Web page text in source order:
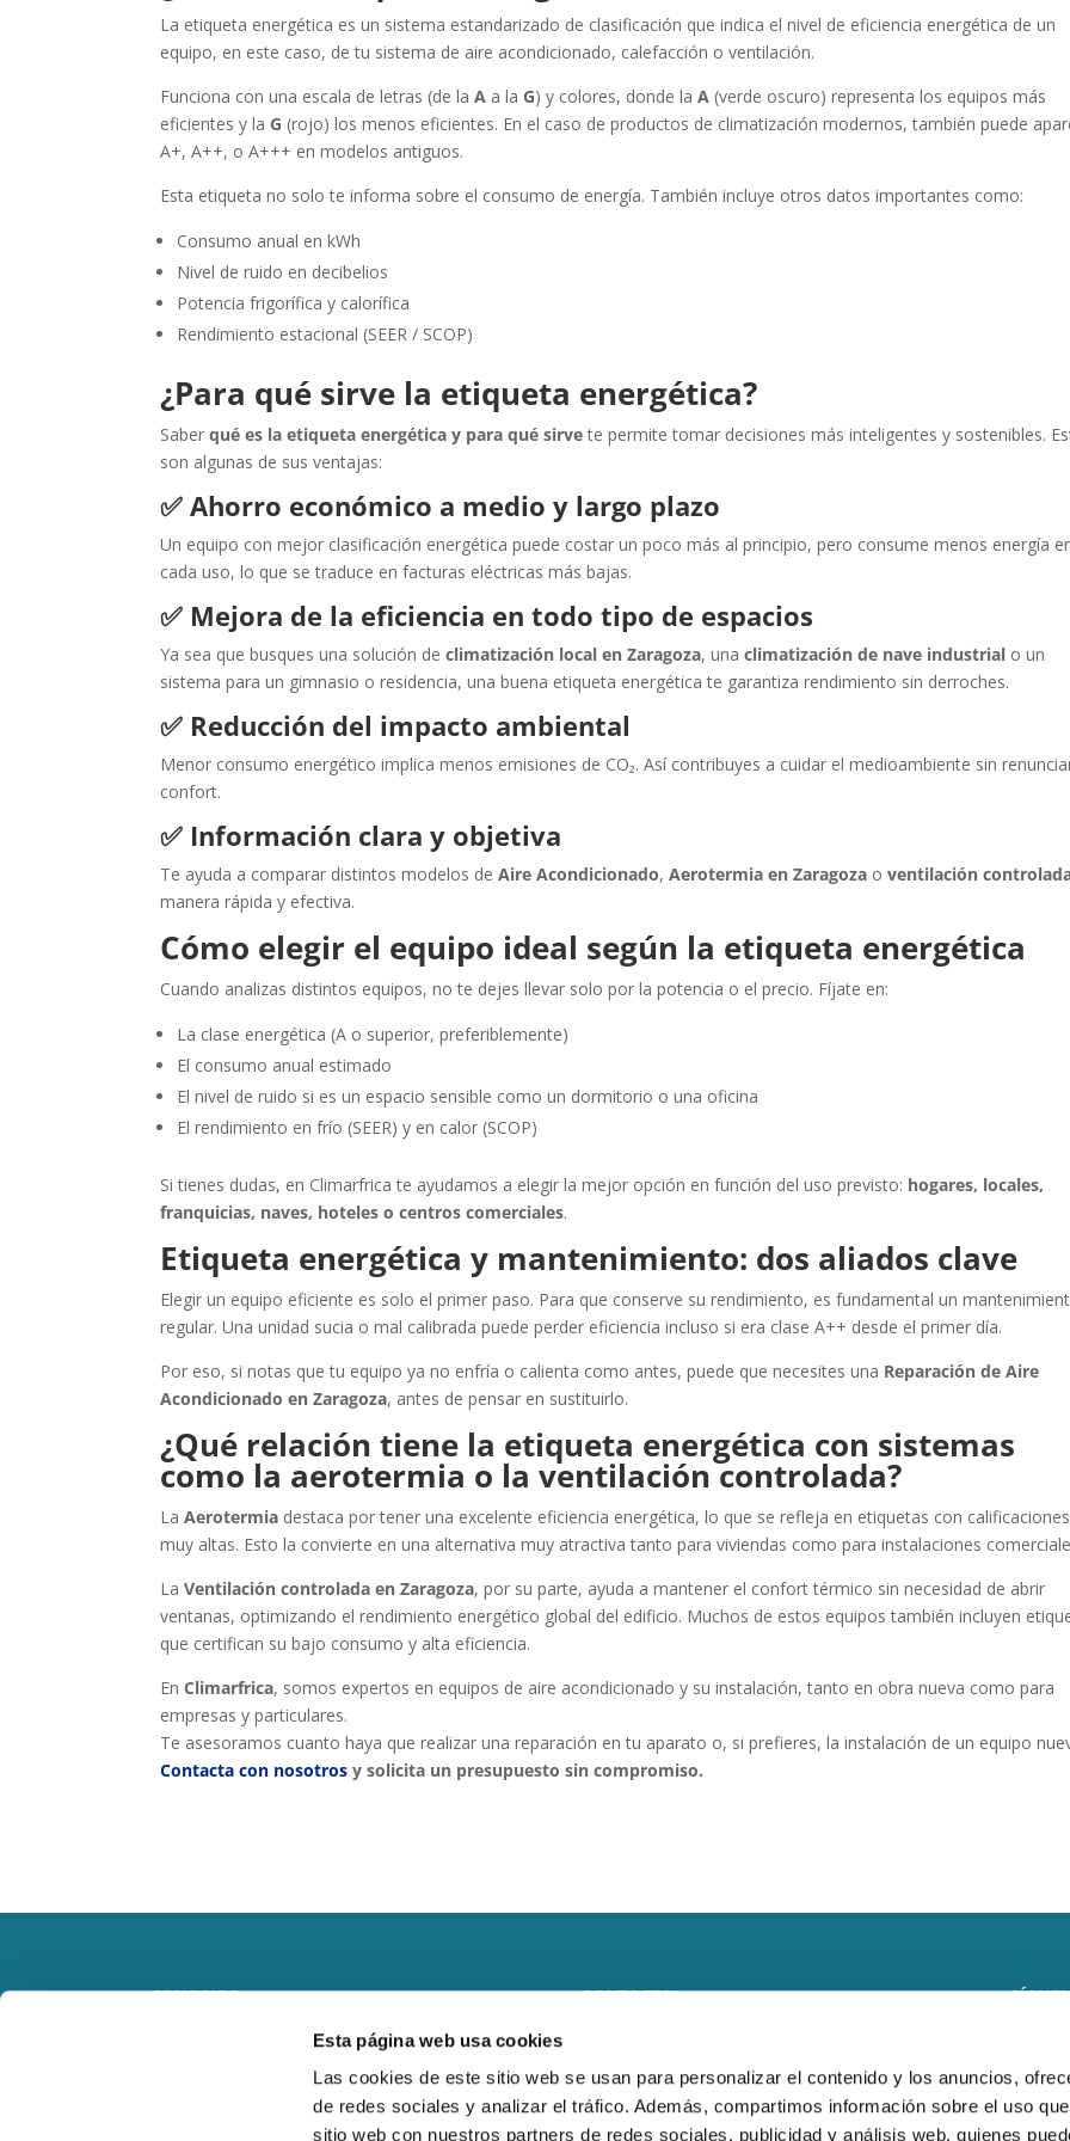
Esta página web usa cookies
Las cookies de este sitio web se usan para personalizar el contenido y los anuncios,
de redes sociales y analizar el tráfico. Además, compartimos información sobre el uso
sitio web con nuestros partners de redes sociales, publicidad y análisis web, quienes
La etiqueta energética es un sistema estandarizado de clasificación que indica el nivel de eficiencia energética de un
equipo, en este caso, de tu sistema de aire acondicionado, calefacción o ventilación.
Funciona con una escala de letras (de laA a la G) y colores, donde laA (verde oscuro) representa los equipos más
eficientes y la G (rojo) los menos eficientes. En el caso de productos de climatización modernos, también puede
A+, A++, o A+++ en modelos antiguos.
Esta etiqueta no solo te informa sobre el consumo de energía. También incluye otros datos importantes como:
Consumo anual en kWh
Nivel de ruido en decibelios
Potencia frigorífica y calorífica
Rendimiento estacional (SEER / SCOP)
¿Para qué sirve la etiqueta energética?
Saberqué es la etiqueta energética y para qué sirvete permite tomar decisiones más inteligentes y sostenibles.
son algunas de sus ventajas:
✅ Ahorro económico a medio y largo plazo
Un equipo con mejor clasificación energética puede costar un poco más al principio, pero consume menos energía
cada uso, lo que se traduce en facturas eléctricas más bajas.
✅ Mejora de la eficiencia en todo tipo de espacios
Ya sea que busques una solución declimatización local en Zaragoza, unaclimatización de nave industrial o un
sistema para un gimnasio o residencia, una buena etiqueta energética te garantiza rendimiento sin derroches.
✅ Reducción del impacto ambiental
Menor consumo energético implica menos emisiones de CO₂. Así contribuyes a cuidar el medioambiente sin
confort.
✅ Información clara y objetiva
Te ayuda a comparar distintos modelos deAire Acondicionado,Aerotermia en Zaragoza oventilación
manera rápida y efectiva.
Cómo elegir el equipo ideal según la etiqueta energética
Cuando analizas distintos equipos, no te dejes llevar solo por la potencia o el precio. Fíjate en:
La clase energética (A o superior, preferiblemente)
El consumo anual estimado
El nivel de ruido si es un espacio sensible como un dormitorio o una oficina
El rendimiento en frío (SEER) y en calor (SCOP)
Si tienes dudas, en Climarfrica te ayudamos a elegir la mejor opción en función del uso previsto: hogares, locales,
franquicias, naves, hoteles o centros comerciales.
Etiqueta energética y mantenimiento: dos aliados clave
Elegir un equipo eficiente es solo el primer paso. Para que conserve su rendimiento, es fundamental un
regular. Una unidad sucia o mal calibrada puede perder eficiencia incluso si era clase A++ desde el primer día.
Por eso, si notas que tu equipo ya no enfría o calienta como antes, puede que necesites una Reparación de Aire
Acondicionado en Zaragoza, antes de pensar en sustituirlo.
¿Qué relación tiene la etiqueta energética con sistemas
como la aerotermia o la ventilación controlada?
LaAerotermia destaca por tener una excelente eficiencia energética, lo que se refleja en etiquetas con calificaciones
muy altas. Esto la convierte en una alternativa muy atractiva tanto para viviendas como para instalaciones
LaVentilación controlada en Zaragoza, por su parte, ayuda a mantener el confort térmico sin necesidad de abrir
ventanas, optimizando el rendimiento energético global del edificio. Muchos de estos equipos también incluyen
que certifican su bajo consumo y alta eficiencia.
En Climarfrica, somos expertos en equipos de aire acondicionado y su instalación, tanto en obra nueva como para
empresas y particulares.
Te asesoramos cuanto haya que realizar una reparación en tu aparato o, si prefieres, la instalación de un equipo
Contacta con nosotros y solicita un presupuesto sin compromiso.
SERVICIOS CONTACTO
Monasterio de Samos, 8 local